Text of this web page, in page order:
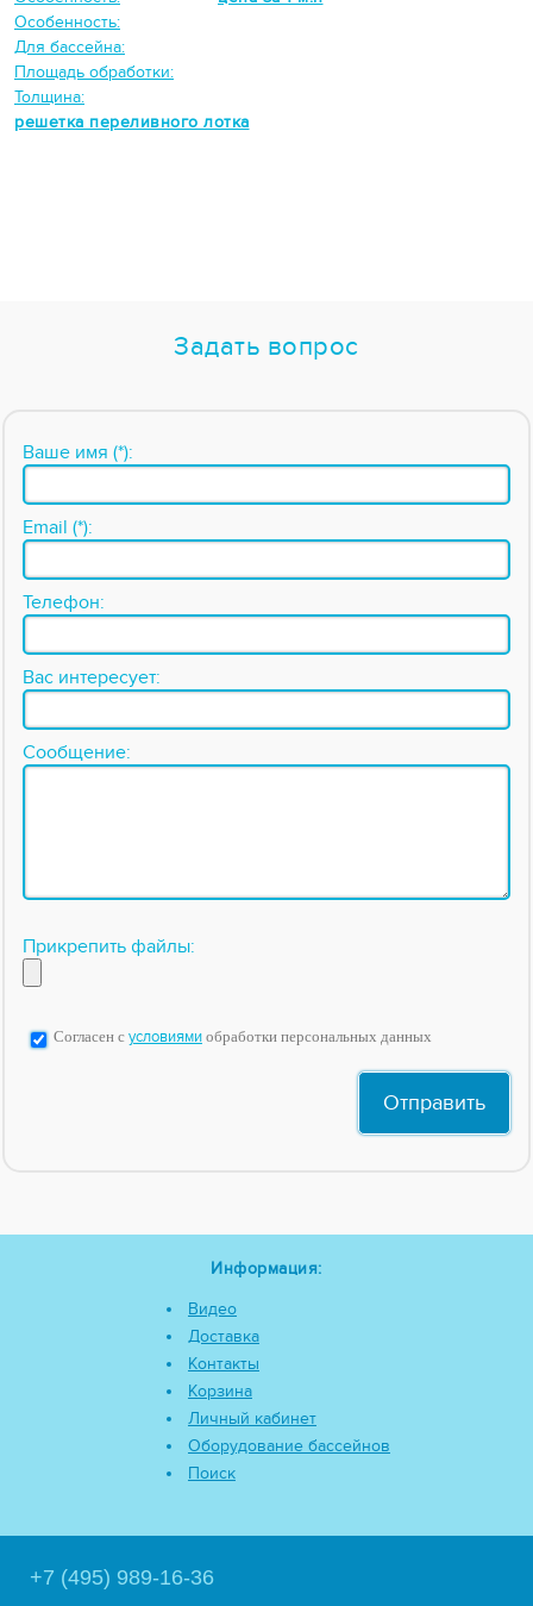
Особенность:
Для бассейна:
Площадь обработки:
Толщина:
решетка переливного лотка
Задать вопрос
Ваше имя (*):
Email (*):
Телефон:
Вас интересует:
Сообщение:
Прикрепить файлы:
Согласен с условиями обработки персональных данных
Информация:
Видео
Доставка
Контакты
Корзина
Личный кабинет
Оборудование бассейнов
Поиск
+7 (495) 989-16-36